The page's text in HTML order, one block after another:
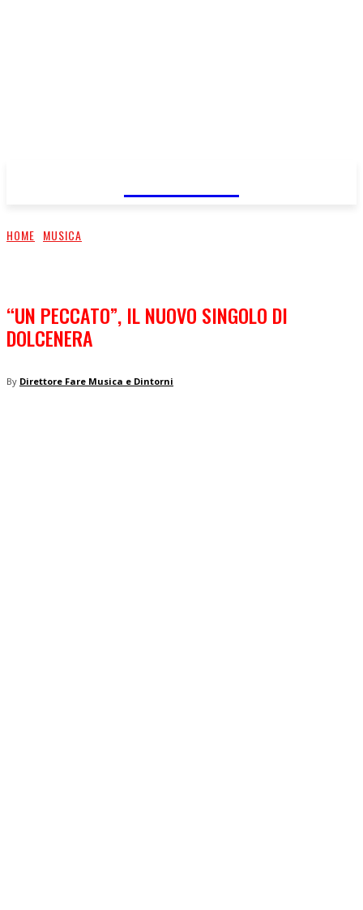
HOME MUSICA
“UN PECCATO”, IL NUOVO SINGOLO DI
DOLCENERA
By Direttore Fare Musica e Dintorni